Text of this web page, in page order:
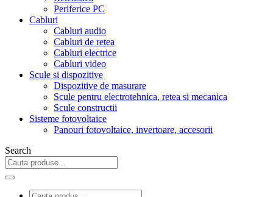
Periferice PC
Cabluri
Cabluri audio
Cabluri de retea
Cabluri electrice
Cabluri video
Scule si dispozitive
Dispozitive de masurare
Scule pentru electrotehnica, retea si mecanica
Scule constructii
Sisteme fotovoltaice
Panouri fotovoltaice, invertoare, accesorii
Search